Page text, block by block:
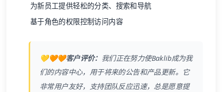
为新员工提供轻松的分类、搜索和导航
基于角色的权限控制访问内容
💛🧡🧡客户评价： 我们正在努力使Baklib成为我
们的内容中心，用于将来的公告和产品更新。它
非常用户友好，支持团队反应迅速，总是愿意提